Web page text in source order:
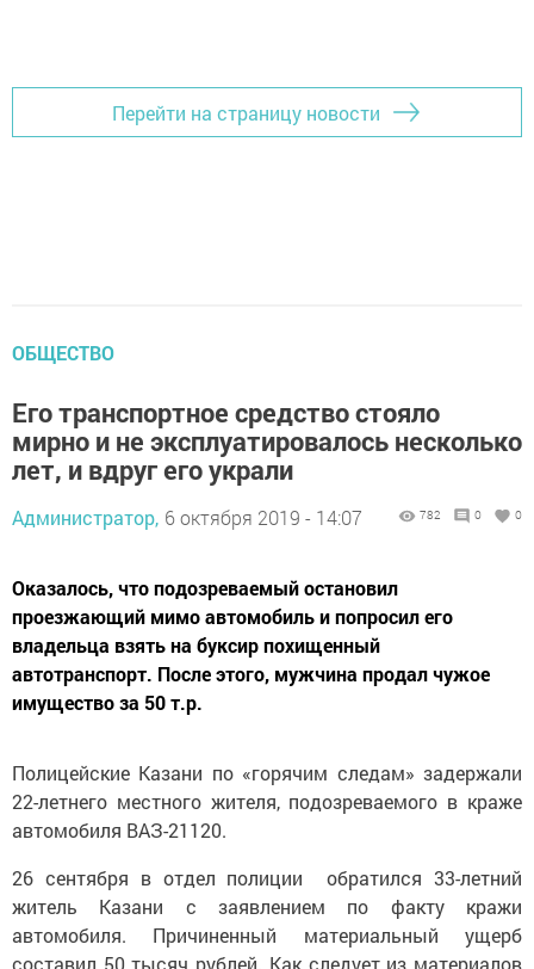
Перейти на страницу новости
ОБЩЕСТВО
Его транспортное средство стояло
мирно и не эксплуатировалось несколько
лет, и вдруг его украли
Администратор, 6 октября 2019 - 14:07 782 0 0
Оказалось, что подозреваемый остановил
проезжающий мимо автомобиль и попросил его
владельца взять на буксир похищенный
автотранспорт. После этого, мужчина продал чужое
имущество за 50 т.р.
Полицейские Казани по «горячим следам» задержали
22-летнего местного жителя, подозреваемого в краже
автомобиля ВАЗ-21120.
26 сентября в отдел полиции обратился 33-летний
житель Казани с заявлением по факту кражи
автомобиля. Причиненный материальный ущерб
составил 50 тысяч рублей. Как следует из материалов